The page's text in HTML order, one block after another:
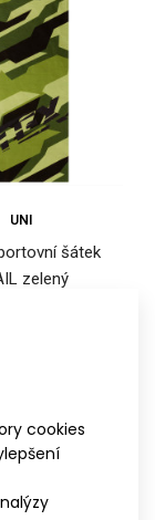
cookies
nošení.
UNI
šátek
zelený